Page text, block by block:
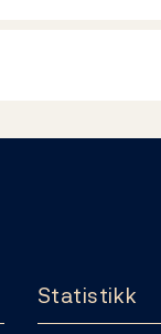
Statistikk